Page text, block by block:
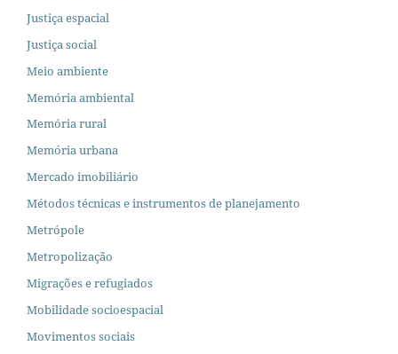
Justiça espacial
Justiça social
Meio ambiente
Memória ambiental
Memória rural
Memória urbana
Mercado imobiliário
Métodos técnicas e instrumentos de planejamento
Metrópole
Metropolização
Migrações e refugiados
Mobilidade socioespacial
Movimentos sociais